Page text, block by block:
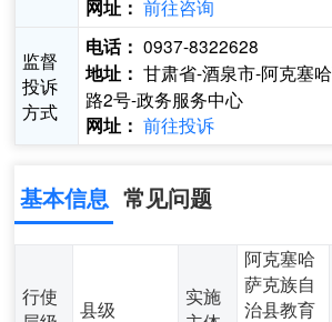
网址： 前往咨询
监督
投诉
方式
电话： 0937-8322628
地址： 甘肃省-酒泉市-阿克塞
路2号-政务服务中心
网址： 前往投诉
基本信息 常见问题
行使
县级
实施
阿克塞哈
萨克族自
治县教育